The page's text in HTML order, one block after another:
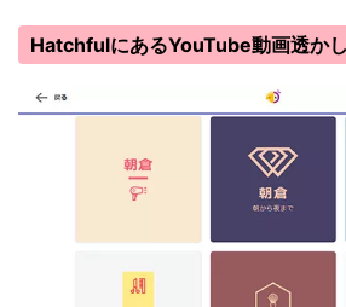
HatchfulにあるYouTube動画透か